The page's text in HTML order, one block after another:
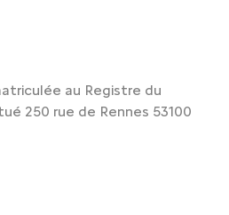
au Registre du
250 rue de Rennes 53100